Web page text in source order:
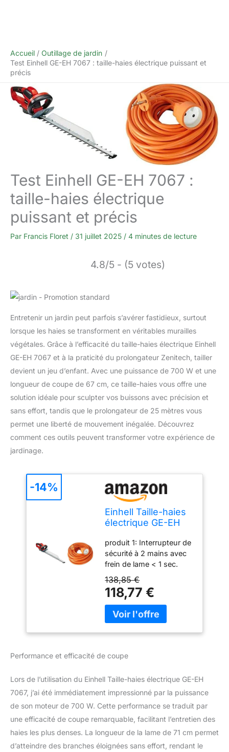
Accueil
Outillage de jardin
Test Einhell GE-EH 7067 : taille-haies électrique puissant et
précis
Test Einhell GE-EH 7067 :
taille-haies électrique
puissant et précis
Par Francis Floret / 31 juillet 2025 / 4 minutes de lecture
4.8/5 - (5 votes)
Entretenir un jardin peut parfois s’avérer fastidieux, surtout
lorsque les haies se transforment en véritables murailles
végétales. Grâce à l’efficacité du taille-haies électrique Einhell
GE-EH 7067 et à la praticité du prolongateur Zenitech, tailler
devient un jeu d’enfant. Avec une puissance de 700 W et une
longueur de coupe de 67 cm, ce taille-haies vous offre une
solution idéale pour sculpter vos buissons avec précision et
sans effort, tandis que le prolongateur de 25 mètres vous
permet une liberté de mouvement inégalée. Découvrez
comment ces outils peuvent transformer votre expérience de
jardinage.
Einhell Taille-haies
électrique GE-EH
Longueur de coupe
67 cm) & Zenitech -
Prolongateur 16A
HO5VV-F 2x1,5
Orange 25m
produit 1: Interrupteur de
sécurité à 2 mains avec
frein de lame < 1 sec.
produit 1: Lames en acier
découpées au laser et
affûtées au diamant
produit 1: Engrenage
métallique pour une
produit 2: Couleur:
Rallonge 25 m produit 2:
Normes NF et CE
138,85 €
118,77 €
-14%
Performance et efficacité de coupe
Lors de l’utilisation du Einhell Taille-haies électrique GE-EH
7067, j’ai été immédiatement impressionné par la puissance
de son moteur de 700 W. Cette performance se traduit par
une efficacité de coupe remarquable, facilitant l’entretien des
haies les plus denses. La longueur de la lame de 71 cm permet
d’atteindre des branches éloignées sans effort, rendant le